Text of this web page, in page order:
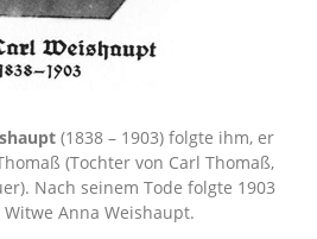
(1838 – 1903) folgte ihm, er
(Tochter von Carl Thomaß,
Nach seinem Tode folgte 1903
Witwe Anna Weishaupt.